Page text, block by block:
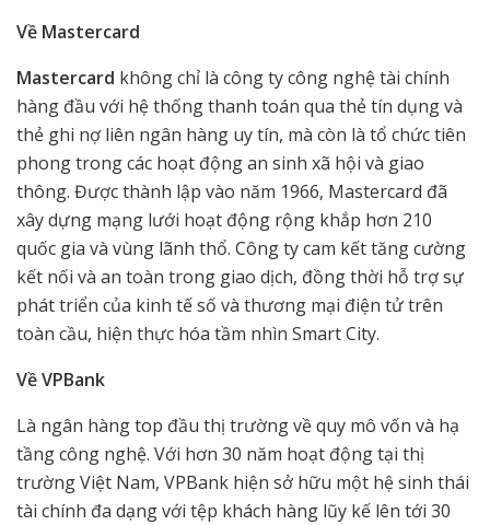
Về Mastercard
Mastercard không chỉ là công ty công nghệ tài chính
hàng đầu với hệ thống thanh toán qua thẻ tín dụng và
thẻ ghi nợ liên ngân hàng uy tín, mà còn là tổ chức tiên
phong trong các hoạt động an sinh xã hội và giao
thông. Được thành lập vào năm 1966, Mastercard đã
xây dựng mạng lưới hoạt động rộng khắp hơn 210
quốc gia và vùng lãnh thổ. Công ty cam kết tăng cường
kết nối và an toàn trong giao dịch, đồng thời hỗ trợ sự
phát triển của kinh tế số và thương mại điện tử trên
toàn cầu, hiện thực hóa tầm nhìn Smart City.
Về VPBank
Là ngân hàng top đầu thị trường về quy mô vốn và hạ
tầng công nghệ. Với hơn 30 năm hoạt động tại thị
trường Việt Nam, VPBank hiện sở hữu một hệ sinh thái
tài chính đa dạng với tệp khách hàng lũy kế lên tới 30